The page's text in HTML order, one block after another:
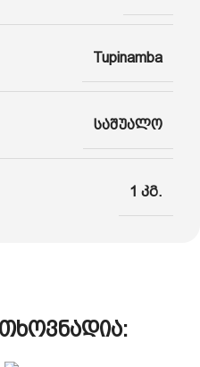
Tupinamba
საშუალო
1 კგ.